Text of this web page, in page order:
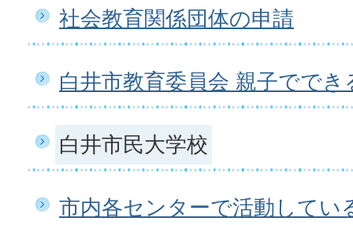
社会教育関係団体の申請
白井市教育委員会 親子でで
白井市民大学校
市内各センターで活動してい